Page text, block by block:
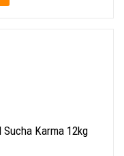
Karma 12kg